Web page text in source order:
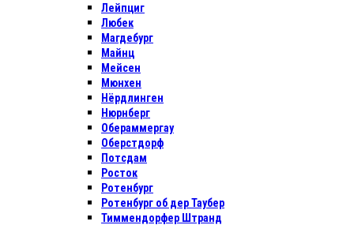
Лейпциг
Любек
Магдебург
Майнц
Мейсен
Мюнхен
Нёрдлинген
Нюрнберг
Обераммергау
Оберстдорф
Потсдам
Росток
Ротенбург
Ротенбург об дер Таубер
Тиммендорфер Штранд